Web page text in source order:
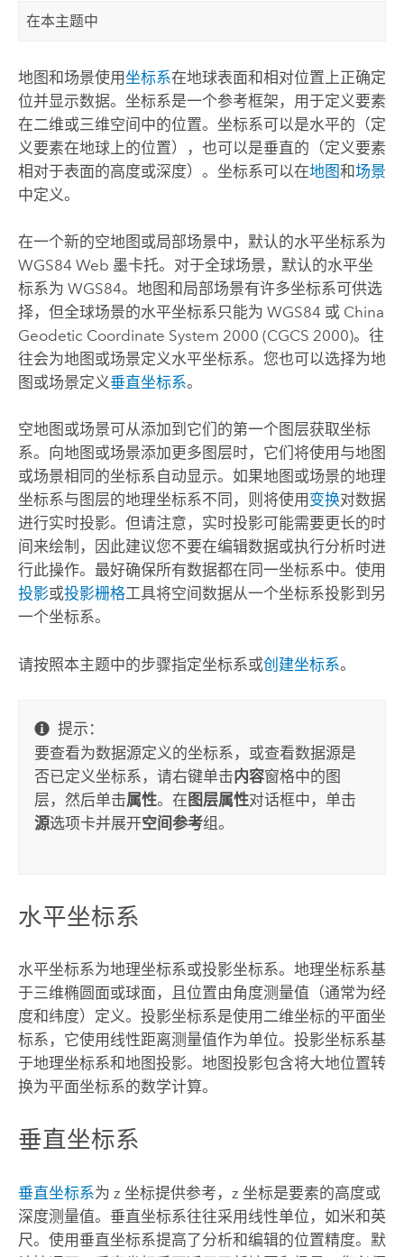
在本主题中
地图和场景使用坐标系在地球表面和相对位置上正确定
位并显示数据。坐标系是一个参考框架，用于定义要素
在二维或三维空间中的位置。坐标系可以是水平的（定
义要素在地球上的位置），也可以是垂直的（定义要素
相对于表面的高度或深度）。坐标系可以在地图和场景
中定义。
在一个新的空地图或局部场景中，默认的水平坐标系为
WGS84 Web 墨卡托。对于全球场景，默认的水平坐
标系为 WGS84。地图和局部场景有许多坐标系可供选
择，但全球场景的水平坐标系只能为 WGS84 或 China
Geodetic Coordinate System 2000 (CGCS 2000)。往
往会为地图或场景定义水平坐标系。您也可以选择为地
图或场景定义垂直坐标系。
空地图或场景可从添加到它们的第一个图层获取坐标
系。向地图或场景添加更多图层时，它们将使用与地图
或场景相同的坐标系自动显示。如果地图或场景的地理
坐标系与图层的地理坐标系不同，则将使用 变换对数据
进行实时投影。但请注意，实时投影可能需要更长的时
间来绘制，因此建议您不要在编辑数据或执行分析时进
行此操作。最好确保所有数据都在同一坐标系中。使用
投影或投影栅格工具将空间数据从一个坐标系投影到另
一个坐标系。
请按照本主题中的步骤指定坐标系或创建坐标系。
提示：
要查看为数据源定义的坐标系，或查看数据源是
否已定义坐标系，请右键单击内容窗格中的图
层，然后单击属性。在 图层属性对话框中，单击
源选项卡并展开空间参考组。
水平坐标系
水平坐标系为地理坐标系或投影坐标系。地理坐标系基
于三维椭圆面或球面，且位置由角度测量值（通常为经
度和纬度）定义。投影坐标系是使用二维坐标的平面坐
标系，它使用线性距离测量值作为单位。投影坐标系基
于地理坐标系和地图投影。地图投影包含将大地位置转
换为平面坐标系的数学计算。
垂直坐标系
垂直坐标系为 z 坐标提供参考，z 坐标是要素的高度或
深度测量值。垂直坐标系往往采用线性单位，如米和英
尺。使用垂直坐标系提高了分析和编辑的位置精度。默